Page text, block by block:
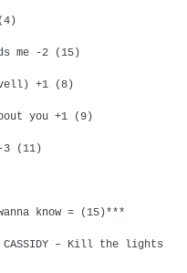
me -2 (15)
+1 (8)
you +1 (9)
3 (11)
know = (15)***
CASSIDY – Kill the lights